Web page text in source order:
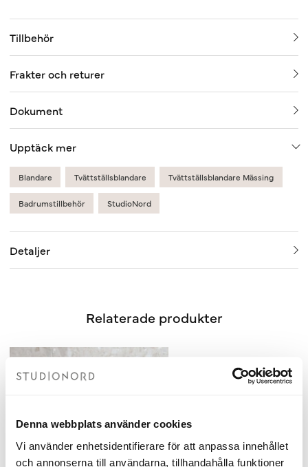
Denna webbplats använder cookies
Vi använder enhetsidentifierare för att anpassa innehållet
och annonserna till användarna, tillhandahålla funktioner
Tillbehör
Frakter och returer
Dokument
Upptäck mer
Blandare Tvättställsblandare Tvättställsblandare Mässing
Badrumstillbehör StudioNord
Detaljer
Relaterade produkter